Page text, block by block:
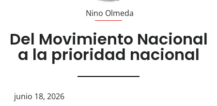
Nino Olmeda
Del Movimiento Nacional
a la prioridad nacional
junio 18, 2026